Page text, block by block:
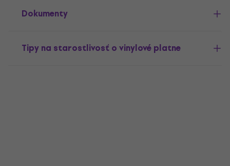
Dokumenty
Tipy na starostlivosť o vinylové platne